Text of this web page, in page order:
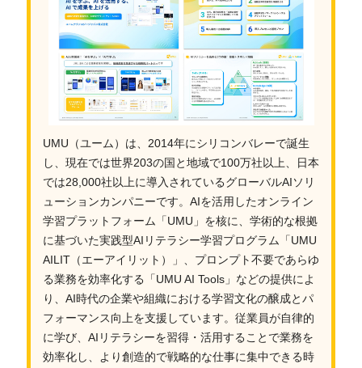
UMU（ユーム）は、2014年にシリコンバレーで誕生
し、現在では世界203の国と地域で100万社以上、日本
では28,000社以上に導入されているグローバルAIソリ
ューションカンパニーです。AIを活用したオンライン
学習プラットフォーム「UMU」を核に、学術的な根拠
に基づいた実践型AIリテラシー学習プログラム「UMU
AILIT（エーアイリット）」、プロンプト不要であらゆ
る業務を効率化する「UMU AI Tools」などの提供によ
り、AI時代の企業や組織における学習文化の醸成とパ
フォーマンス向上を支援しています。従業員が自律的
に学び、AIリテラシーを習得・活用することで業務を
効率化し、より創造的で戦略的な仕事に集中できる時